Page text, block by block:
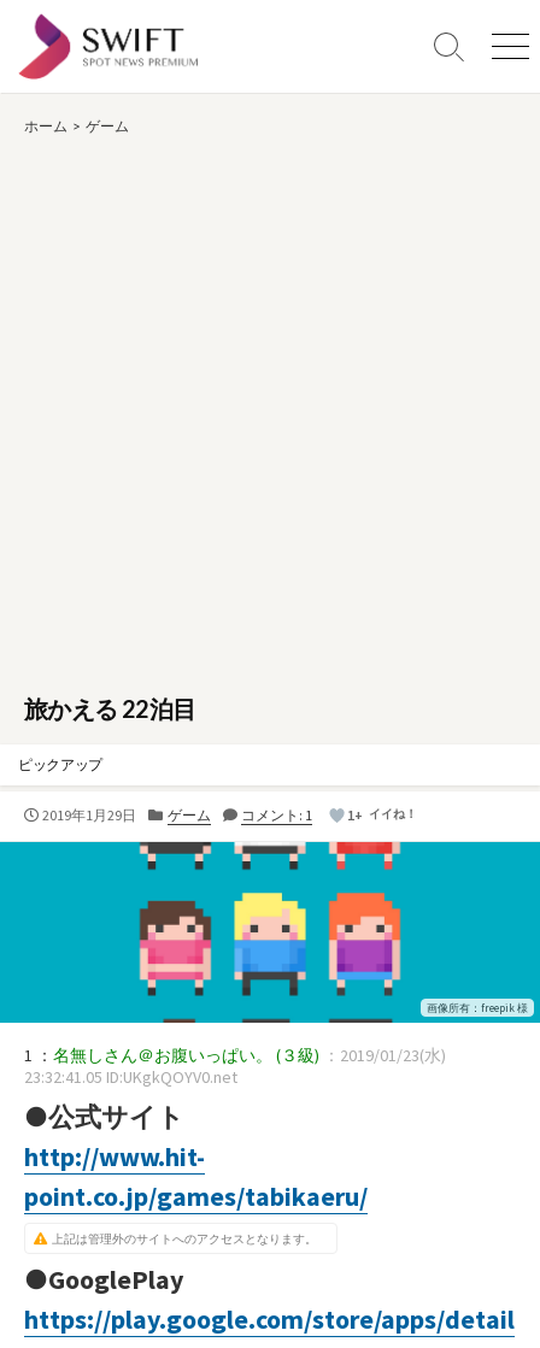
テ
検
メ
ホーム > ゲーム
旅かえる 22泊目
ピックアップ
公
2019年1月29日
カ
ゴ
ー
ゲーム コメント: 1 1+ イイね！
画像所有：freepik 様
1 ： 名無しさん＠お腹いっぱい。 (３級) ：2019/01/23(水)
23:32:41.05 ID:UKgkQOYV0.net
●公式サイト
http://www.hit-
point.co.jp/games/tabikaeru/
上記は管理外のサイトへのアクセスとなります。
●GooglePlay
https://play.google.com/store/apps/detail